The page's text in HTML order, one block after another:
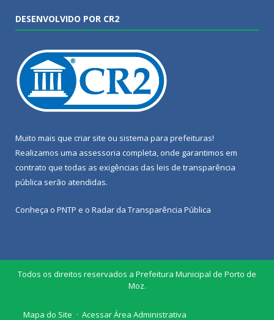
DESENVOLVIDO POR CR2
Muito mais que criar site ou sistema para prefeituras!
Realizamos uma assessoria completa, onde garantimos em
contrato que todas as exigências das leis de transparência
pública serão atendidas.
Conheça o PNTP e o Radar da Transparência Pública
Todos os direitos reservados a Prefeitura Municipal de Porto de
Moz.
Mapa do Site Acessar Área Administrativa